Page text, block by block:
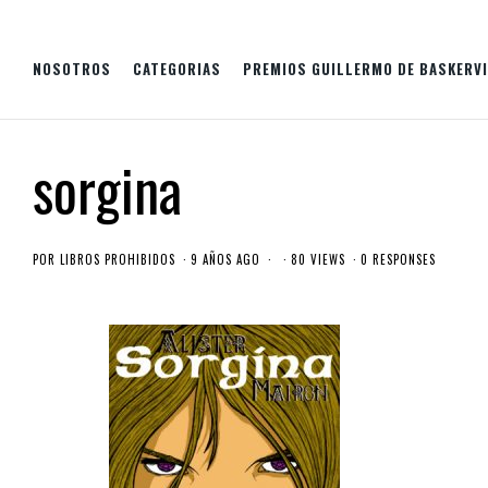
NOSOTROS CATEGORIAS PREMIOS GUILLERMO DE
sorgina
POR LIBROS PROHIBIDOS 9 AÑOS AGO 80 VIEWS 0 RESPONSES